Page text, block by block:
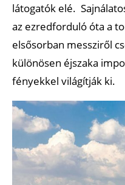
látogatók elé.
az ezredforduló óta a
elsősorban messziről
különösen éjszaka
fényekkel világítják ki.